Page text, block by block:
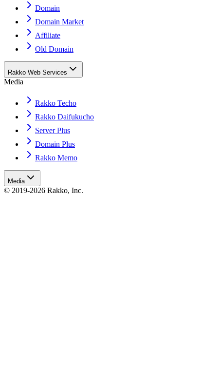
Domain
Domain Market
Affiliate
Old Domain
Rakko Web Services
Media
Rakko Techo
Rakko Daifukucho
Server Plus
Domain Plus
Rakko Memo
Media
© 2019-2026 Rakko, Inc.